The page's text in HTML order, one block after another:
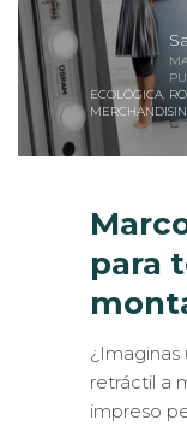
ECOLÓGICA,
para
¿Imaginas
retráctil a
impreso